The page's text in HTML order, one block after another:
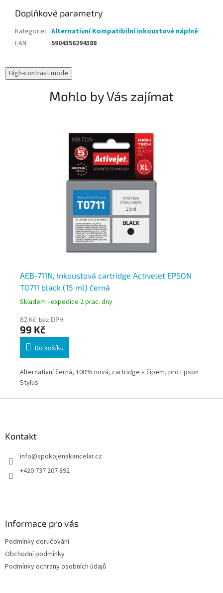
Doplňkové parametry
Kategorie: Alternativní Kompatibilní inkoustové náplně
EAN: 5904356294388
High-contrast mode
Mohlo by Vás zajímat
AEB-711N, Inkoustová cartridge ActiveJet EPSON
T0711 black (15 ml) černá
Skladem - expedice 2 prac. dny
82 Kč bez DPH
99 Kč
Do košíku
Alternativní černá, 100% nová, cartridge s čipem, pro Epson
Stylus
Kontakt
info@spokojenakancelar.cz
+420 737 207 892
Informace pro vás
Podmínky doručování
Obchodní podmínky
Podmínky ochrany osobních údajů